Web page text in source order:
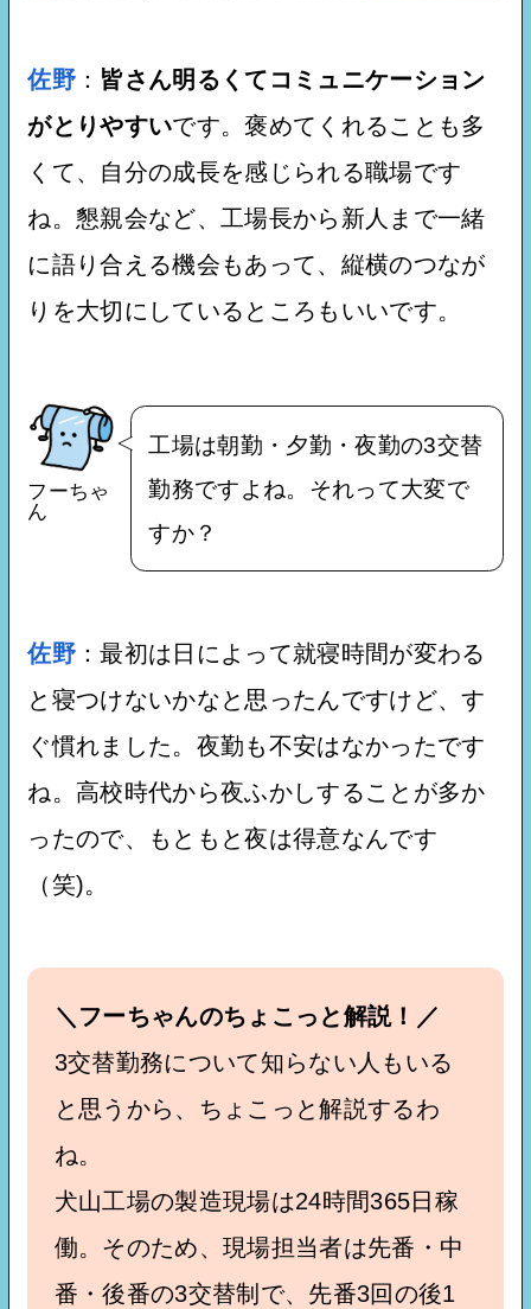
佐野 ： 皆さん明るくてコミュニケーション
がとりやすいです。褒めてくれることも多
くて、自分の成長を感じられる職場です
ね。懇親会など、工場長から新人まで一緒
に語り合える機会もあって、縦横のつなが
りを大切にしているところもいいです。
フーちゃ
ん
工場は朝勤・夕勤・夜勤の3交替
勤務ですよね。それって大変で
すか？
佐野 ：最初は日によって就寝時間が変わる
と寝つけないかなと思ったんですけど、す
ぐ慣れました。夜勤も不安はなかったです
ね。高校時代から夜ふかしすることが多か
ったので、もともと夜は得意なんです
（笑)。
＼フーちゃんのちょこっと解説！／
3交替勤務について知らない人もいる
と思うから、ちょこっと解説するわ
ね。
犬山工場の製造現場は24時間365日稼
働。そのため、現場担当者は先番・中
番・後番の3交替制で、先番3回の後1